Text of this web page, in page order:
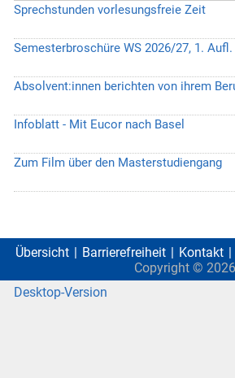
Sprechstunden vorlesungsfreie Zeit
Semesterbroschüre WS 2026/27, 1. Aufl.
Absolvent:innen berichten von ihrem
Infoblatt - Mit Eucor nach Basel
Zum Film über den Masterstudiengang
Übersicht Barrierefreiheit Kontakt
Copyright © 2026
Desktop-Version